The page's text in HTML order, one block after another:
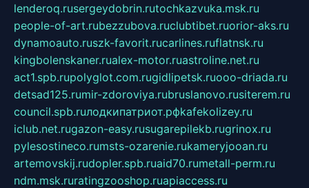
lenderoq.rusergeydobrin.rutochkazvuka.msk.ru
people-of-art.rubezzubova.ruclubtibet.ruorior-aks.ru
dynamoauto.ruszk-favorit.rucarlines.ruflatnsk.ru
kingbolenskaner.rualex-motor.ruastroline.net.ru
act1.spb.rupolyglot.com.rugidlipetsk.ruooo-driada.ru
detsad125.rumir-zdoroviya.rubruslanovo.rusiterem.ru
council.spb.ruлодкипатриот.рфkafekolizey.ru
iclub.net.rugazon-easy.rusugarepilekb.rugrinox.ru
pylesostineco.rumsts-ozarenie.rukameryjooan.ru
artemovskij.rudopler.spb.ruaid70.rumetall-perm.ru
ndm.msk.ruratingzooshop.ruapiaccess.ru